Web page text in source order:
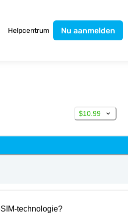
Helpcentrum Nu aanmelden
$10.99
technologie?